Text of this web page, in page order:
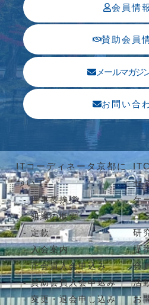
会員情
賛助会員
メールマガジ
お問い合
ITコーディネータ京都に
ついて
理事長挨拶
組織の概要
定款
入会案内
正会員入会申込み
賛助会員入会申込み
変更・退会申し込み
セ
ケ
コ
研
提
会
活
お